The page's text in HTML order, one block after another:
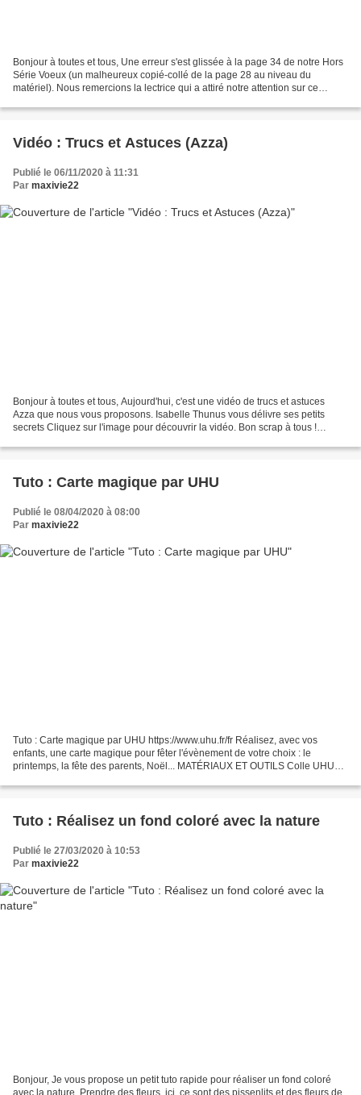
Bonjour à toutes et tous, Une erreur s'est glissée à la page 34 de notre Hors
Série Voeux (un malheureux copié-collé de la page 28 au niveau du
matériel). Nous remercions la lectrice qui a attiré notre attention sur ce
Vidéo : Trucs et Astuces (Azza)
Publié le 06/11/2020 à 11:31
Par maxivie22
Bonjour à toutes et tous, Aujourd'hui, c'est une vidéo de trucs et astuces
Azza que nous vous proposons. Isabelle Thunus vous délivre ses petits
secrets Cliquez sur l'image pour découvrir la vidéo. Bon scrap à tous !
Tuto : Carte magique par UHU
Publié le 08/04/2020 à 08:00
Par maxivie22
Tuto : Carte magique par UHU https://www.uhu.fr/fr Réalisez, avec vos
enfants, une carte magique pour fêter l'évènement de votre choix : le
printemps, la fête des parents, Noël... MATÉRIAUX ET OUTILS Colle UHU
Tuto : Réalisez un fond coloré avec la nature
Publié le 27/03/2020 à 10:53
Par maxivie22
Bonjour, Je vous propose un petit tuto rapide pour réaliser un fond coloré
avec la nature. Prendre des fleurs, ici, ce sont des pissenlits et des fleurs de